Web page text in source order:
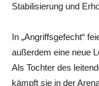
Stabilisierung und
In „Angriffsgefecht“
außerdem eine neue
Als Tochter des
kämpft sie in der